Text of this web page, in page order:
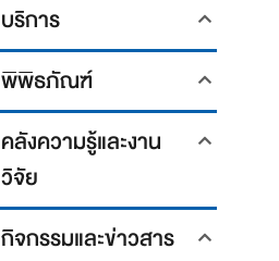
บริการ
พิพิธภัณฑ์
คลังความรู้และงาน
วิจัย
กิจกรรมและข่าวสาร